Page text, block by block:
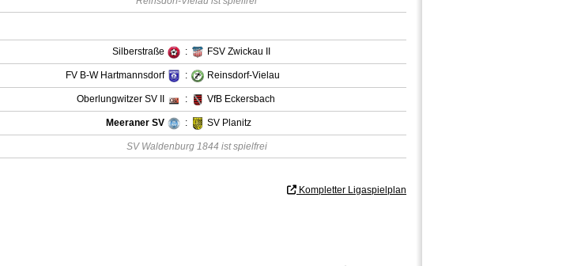
Silberstraße : FSV Zwickau II
FV B-W Hartmannsdorf : Reinsdorf-Vielau
Oberlungwitzer SV II : VfB Eckersbach
Meeraner SV : SV Planitz
SV Waldenburg 1844 ist spielfrei
Kompletter Ligaspielplan